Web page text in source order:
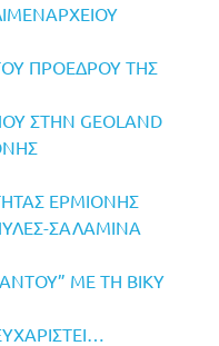
ΠΡΟΕΔΡΟΥ ΤΗΣ
ΣΤΗΝ GEOLAND
ΕΡΜΙΟΝΗΣ
ΣΑΛΑΜΙΝΑ
ΜΕ ΤΗ ΒΙΚΥ